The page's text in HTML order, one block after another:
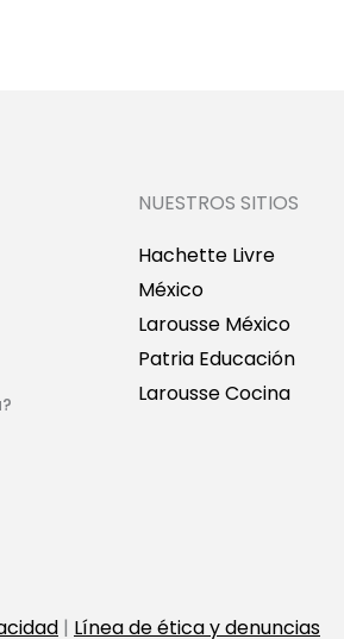
NUESTROS SITIOS
Hachette Livre
México
Larousse México
Patria Educación
Larousse Cocina
| Línea de ética y denuncias